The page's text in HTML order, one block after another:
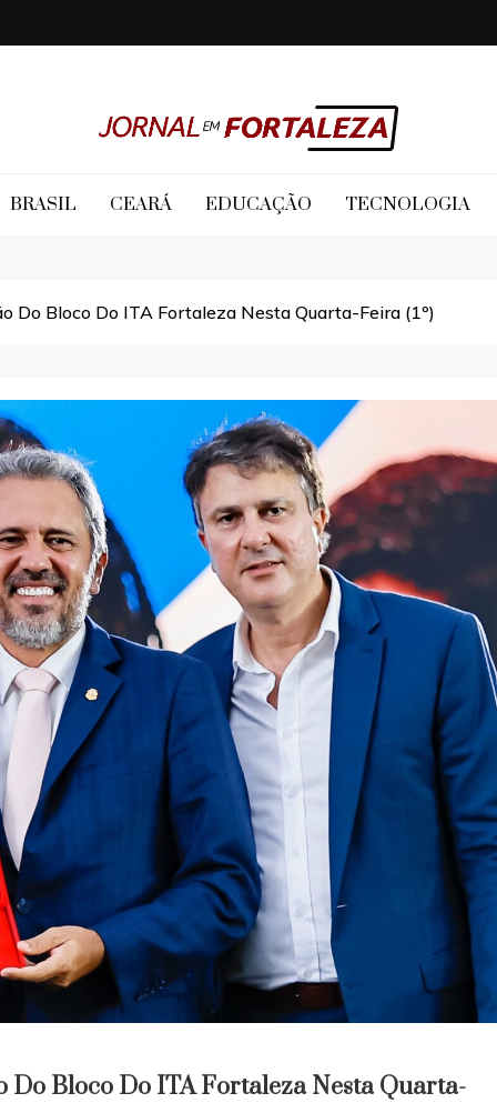
Jornal em Fortaleza
BRASIL CEARÁ EDUCAÇÃO TECNOLOGIA
Do Bloco Do ITA Fortaleza Nesta Quarta-Feira (1º)
Bloco Do ITA Fortaleza Nesta Quarta-